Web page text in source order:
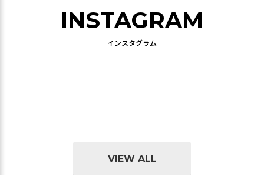
INSTAGRAM
インスタグラム
VIEW ALL